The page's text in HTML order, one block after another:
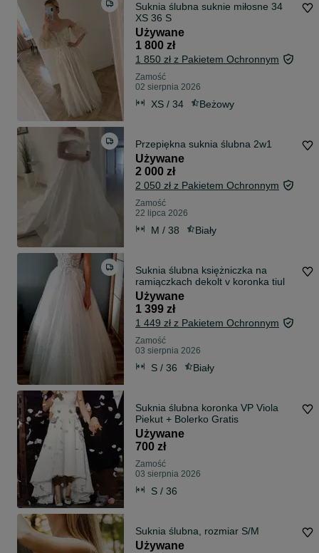
Suknia ślubna suknie miłosne 34
XS 36 S
Używane
1 800 zł
1 850 zł z Pakietem Ochronnym
Zamość
02 sierpnia 2026
XS / 34 Beżowy
Przepiękna suknia ślubna 2w1
Używane
2 000 zł
2 050 zł z Pakietem Ochronnym
Zamość
22 lipca 2026
M / 38 Biały
Suknia ślubna księżniczka na
ramiączkach dekolt v koronka tiul
Używane
1 399 zł
1 449 zł z Pakietem Ochronnym
Zamość
03 sierpnia 2026
S / 36 Biały
Suknia ślubna koronka VP Viola
Piekut + Bolerko Gratis
Używane
700 zł
Zamość
03 sierpnia 2026
S / 36
Suknia ślubna, rozmiar S/M
Używane